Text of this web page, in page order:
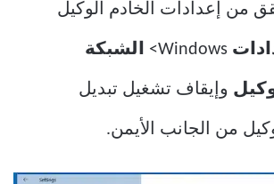
من إعدادات الخادم الوكيل
الشبكة
وإيقاف تشغيل تبديل
من الجانب الأيمن.